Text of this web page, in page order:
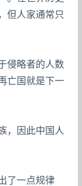
但人家通常只
侵略者的人数
亡国就是下一
，因此中国人
了一点规律